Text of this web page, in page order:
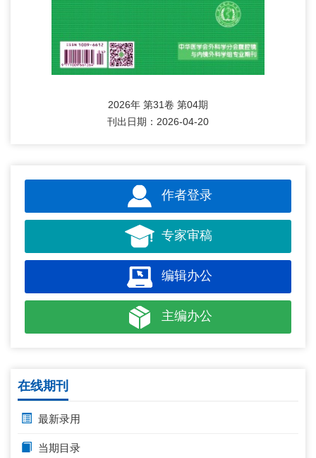
2026年 第31卷 第04期
刊出日期：2026-04-20
作者登录
专家审稿
编辑办公
主编办公
在线期刊
最新录用
当期目录